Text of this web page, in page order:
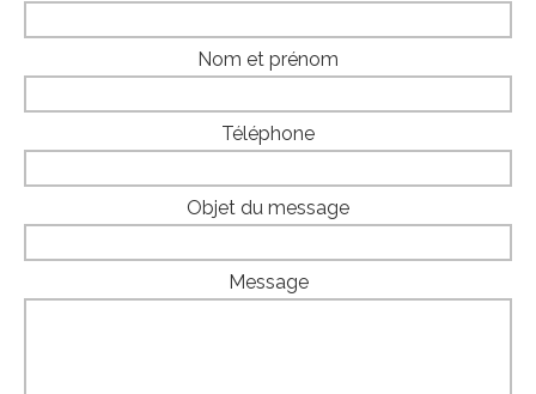
Nom et prénom
Téléphone
Objet du message
Message